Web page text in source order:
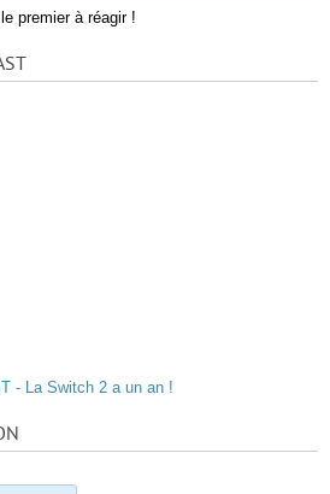
premier à réagir !
- La Switch 2 a un an !